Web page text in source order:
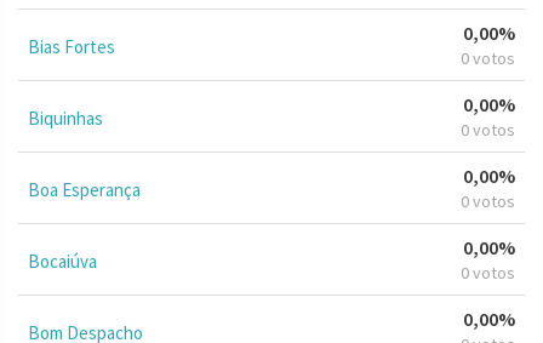
Bias Fortes
0,00%
0 votos
Biquinhas
0,00%
0 votos
Boa Esperança
0,00%
0 votos
Bocaiúva
0,00%
0 votos
Bom Despacho
0,00%